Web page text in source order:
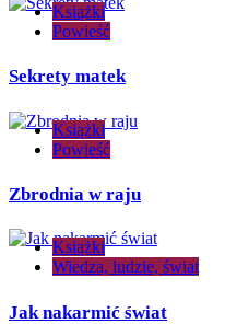
Książki
Powieść
Sekrety matek
Książki
Powieść
Zbrodnia w raju
Książki
Wiedza, ludzie, świat
Jak nakarmić świat